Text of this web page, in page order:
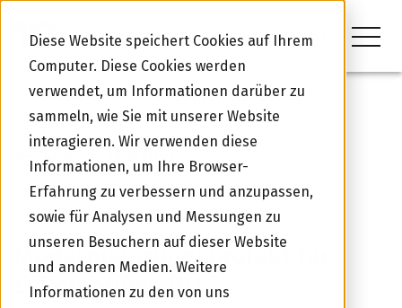
Diese Website speichert Cookies auf Ihrem
Computer. Diese Cookies werden
verwendet, um Informationen darüber zu
sammeln, wie Sie mit unserer Website
interagieren. Wir verwenden diese
Informationen, um Ihre Browser-
Erfahrung zu verbessern und anzupassen,
sowie für Analysen und Messungen zu
unseren Besuchern auf dieser Website
und anderen Medien. Weitere
Informationen zu den von uns
Zurück zur Übersicht
ÜBERNAHME
Modernisierungsprojekt für
Lokomotiven (B)